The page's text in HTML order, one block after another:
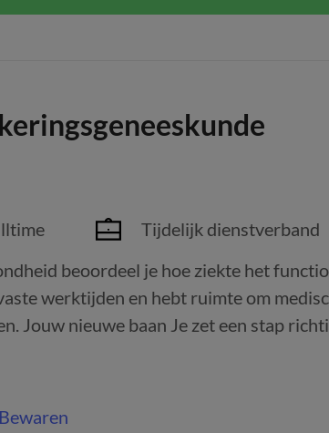
Tijdelijk dienstverband
beoordeel je hoe ziekte het
werktijden en hebt ruimte om
Jouw nieuwe baan Je zet een stap
Bewaren